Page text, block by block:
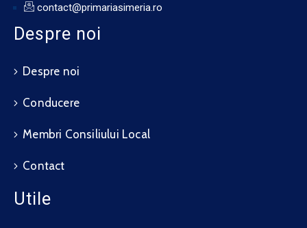
contact@primariasimeria.ro
Despre noi
Despre noi
Conducere
Membri Consiliului Local
Contact
Utile